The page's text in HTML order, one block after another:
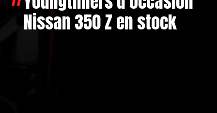
Nissan 350 Z en stock